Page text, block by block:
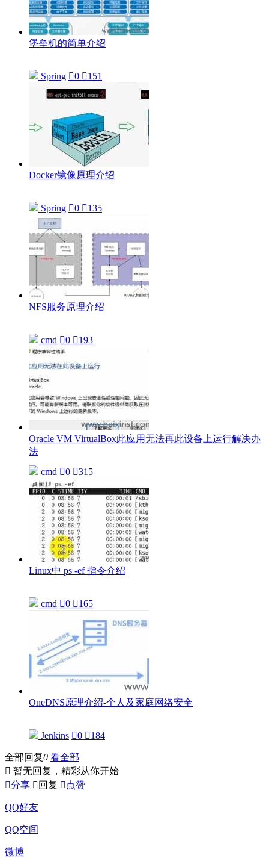
堡垒机的简单介绍
Spring 0 151
Docker镜像原理介绍
Spring 0 135
NFS服务原理介绍
cmd 0 193
Oracle VM VirtualBox此应用无法再此设备上运行解决办
法
cmd 0 315
Linux中 ps -ef 指令介绍
cmd 0 165
OneDNS原理介绍-个人及家庭网络安全
Jenkins 0 184
全部回复0 看全部
 暂无回复，精彩从你开始
分享  回复  点赞
QQ好友
QQ空间
微博